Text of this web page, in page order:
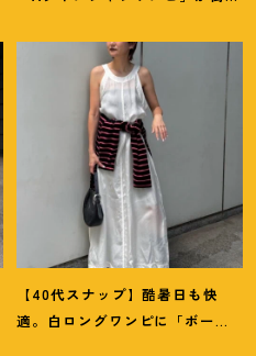
さん
【40代スナップ】酷暑日も快
適。白ロングワンピに「ボー